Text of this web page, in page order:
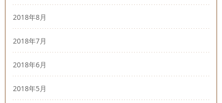
2018年8月
2018年7月
2018年6月
2018年5月